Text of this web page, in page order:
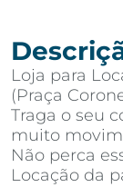
Loja para
(Praça
Traga o seu
muito
Não perca
Locação da